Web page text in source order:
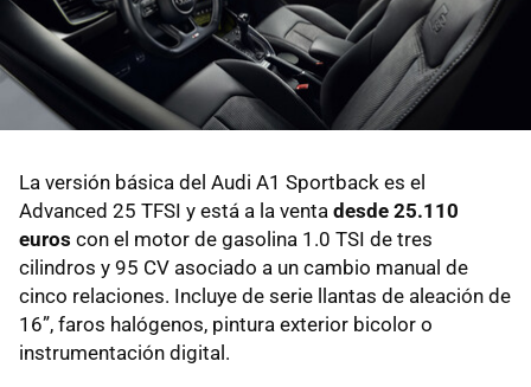
La versión básica del Audi A1 Sportback es el
Advanced 25 TFSI y está a la venta desde 25.110
euros con el motor de gasolina 1.0 TSI de tres
cilindros y 95 CV asociado a un cambio manual de
cinco relaciones. Incluye de serie llantas de aleación de
16”, faros halógenos, pintura exterior bicolor o
instrumentación digital.